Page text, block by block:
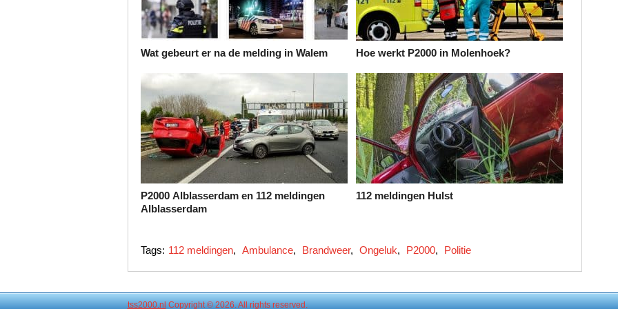
Wat gebeurt er na de melding in Walem Hoe werkt P2000 in Molenhoek?
P2000 Alblasserdam en 112 meldingen
Alblasserdam
112 meldingen Hulst
Tags: 112 meldingen, Ambulance, Brandweer, Ongeluk, P2000, Politie
tss2000.nlCopyright © 2026. All rights reserved.